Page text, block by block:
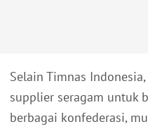
Selain Timnas
supplier seragam untuk
berbagai konfederasi,